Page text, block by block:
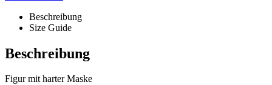
Beschreibung
Size Guide
Beschreibung
Figur mit harter Maske